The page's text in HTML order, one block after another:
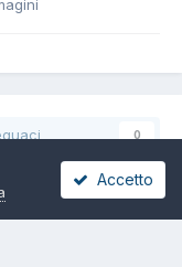
0
Accetto